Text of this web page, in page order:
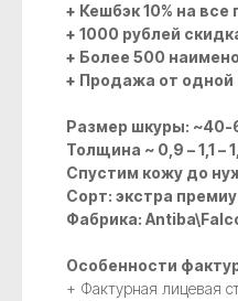
+ Кешбэк 10% на все
+ 1000 рублей
+ Более 500
+ Продажа от одной
Размер шкуры:
Толщина ~ 0,9 – 1,1 –
Спустим кожу до
Сорт: экстра
Фабрика:
Особенности
+ Фактурная лицевая